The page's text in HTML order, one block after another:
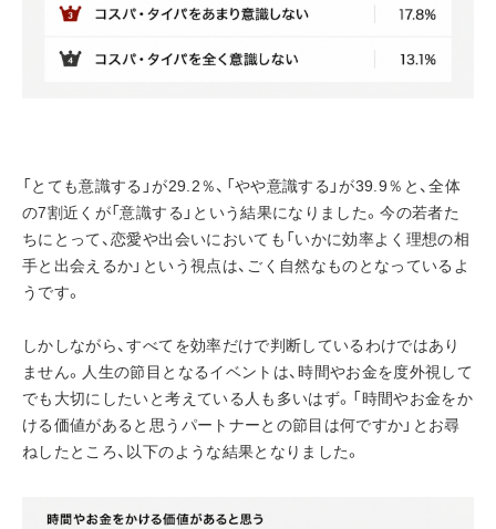
「とても意識する」が29.2％、「やや意識する」が39.9％と、全体
の7割近くが「意識する」という結果になりました。今の若者た
ちにとって、恋愛や出会いにおいても「いかに効率よく理想の相
手と出会えるか」という視点は、ごく自然なものとなっているよ
うです。
しかしながら、すべてを効率だけで判断しているわけではあり
ません。人生の節目となるイベントは、時間やお金を度外視して
でも大切にしたいと考えている人も多いはず。「時間やお金をか
ける価値があると思うパートナーとの節目は何ですか」とお尋
ねしたところ、以下のような結果となりました。